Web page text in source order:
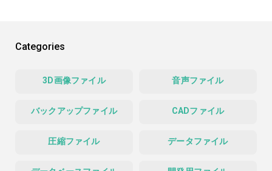
Categories
3D画像ファイル 音声ファイル
バックアップファイル CADファイル
圧縮ファイル データファイル